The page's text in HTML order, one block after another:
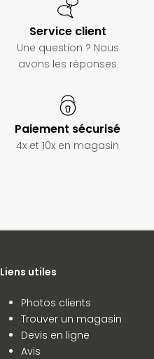
Service client
Une question ? Nous
avons les réponses
Paiement sécurisé
4x et 10x en magasin
Liens utiles
Photos clients
Trouver un magasin
Devis en ligne
Avis